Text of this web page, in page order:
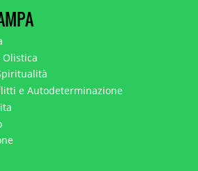
Olistica
e Autodeterminazione